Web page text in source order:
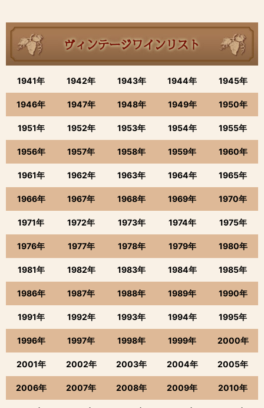
1941年 1942年 1943年 1944年 1945年
1946年 1947年 1948年 1949年 1950年
1951年 1952年 1953年 1954年 1955年
1956年 1957年 1958年 1959年 1960年
1961年 1962年 1963年 1964年 1965年
1966年 1967年 1968年 1969年 1970年
1971年 1972年 1973年 1974年 1975年
1976年 1977年 1978年 1979年 1980年
1981年 1982年 1983年 1984年 1985年
1986年 1987年 1988年 1989年 1990年
1991年 1992年 1993年 1994年 1995年
1996年 1997年 1998年 1999年 2000年
2001年 2002年 2003年 2004年 2005年
2006年 2007年 2008年 2009年 2010年